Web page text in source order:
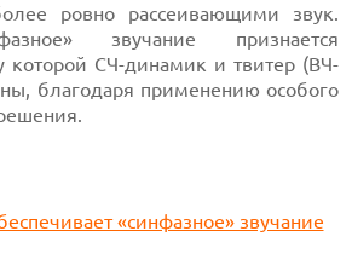
ровно рассеивающими звук.
звучание признается
которой СЧ-динамик и твитер (ВЧ-
благодаря применению особого